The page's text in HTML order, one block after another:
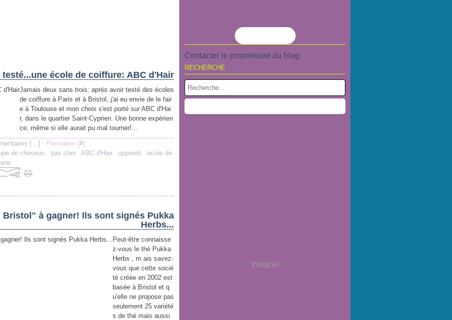
testé...une école de coiffure: ABC d'Hair
Jamais deux sans trois: après avoir testé des écoles
de coiffure à Paris et à Bristol, j'ai eu envie de le fair
e à Toulouse et mon choix s'est porté sur ABC d'Hai
r, dans le quartier Saint-Cyprien. Une bonne expérien
ce, même si elle aurait pu mal tourner!...
[…] - Permalien [#]
de cheveux, pas cher, ABC d'Hair, apprenti, école de
Bristol" à gagner! Ils sont signés Pukka
Herbs...
Peut-être connaisse
z-vous le thé Pukka
Herbs , m ais savez-
vous que cette socié
té créée en 2002 est
basée à Bristol et q
u'elle ne propose pas
seulement 25 variété
s de thé mais aussi
Contacter le propriétaire du blog
RECHERCHE
Publicité